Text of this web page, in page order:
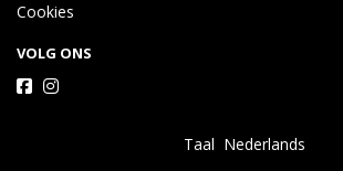
Cookies
VOLG ONS
Taal